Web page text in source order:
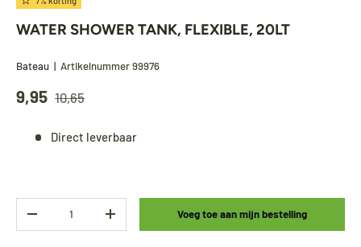
WATER SHOWER TANK, FLEXIBLE, 20LT
Bateau | Artikelnummer99976
9,95 10,65
Direct leverbaar
-
+ Voeg toe aan mijn bestelling